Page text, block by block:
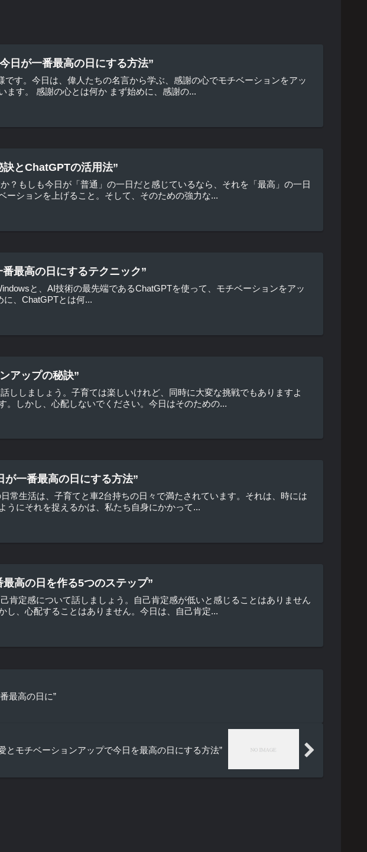
日が一番最高の日にする方法”
す。今日は、偉人たちの名言から学ぶ、感謝の心でモチベーションをアッ
ます。 感謝の心とは何か まず始めに、感謝の...
とChatGPTの活用法”
？もしも今日が「普通」の一日だと感じているなら、それを「最高」の一日
ーションを上げること。そして、そのための強力な...
最高の日にするテクニック”
と、AI技術の最先端であるChatGPTを使って、モチベーションをアッ
、ChatGPTとは何...
アップの秘訣”
ししましょう。子育ては楽しいけれど、同時に大変な挑戦でもありますよ
しかし、心配しないでください。今日はそのための...
一番最高の日にする方法”
常生活は、子育てと車2台持ちの日々で満たされています。それは、時には
うにそれを捉えるかは、私たち自身にかかって...
高の日を作る5つのステップ”
肯定感について話しましょう。自己肯定感が低いと感じることはありません
し、心配することはありません。今日は、自己肯定...
最高の日に”
とモチベーションアップで今日を最高の日にする方法”